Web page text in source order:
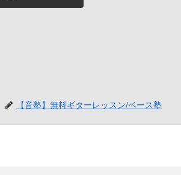
【音塾】無料ギターレッスン/ベース塾